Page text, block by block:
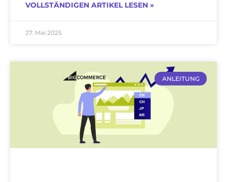
VOLLSTÄNDIGEN ARTIKEL LESEN »
27. Mai 2025
ANLEITUNG